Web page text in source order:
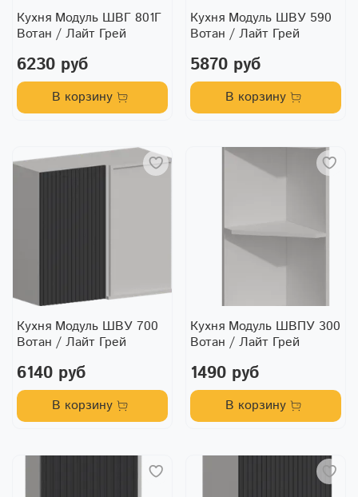
Кухня Модуль ШВГ 801Г
Вотан / Лайт Грей
6230 руб
В корзину
Кухня Модуль ШВУ 590
Вотан / Лайт Грей
5870 руб
В корзину
Кухня Модуль ШВУ 700
Вотан / Лайт Грей
6140 руб
В корзину
Кухня Модуль ШВПУ 300
Вотан / Лайт Грей
1490 руб
В корзину